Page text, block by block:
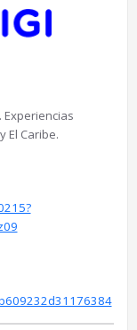
Experiencias
El Caribe.